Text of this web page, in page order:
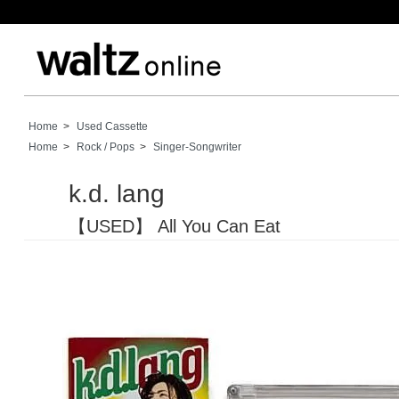
Home >
Used Cassette
Home > Rock / Pops > Singer-Songwriter
k.d. lang
【USED】 All You Can Eat